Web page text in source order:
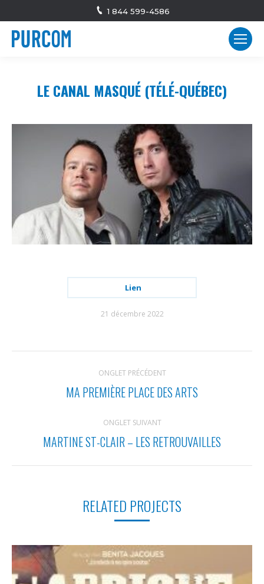
1 844 599-4586
LE CANAL MASQUÉ (TÉLÉ-QUÉBEC)
Lien
21 décembre 2022
COMMENTAIRE
ONGLET PRÉCÉDENT
Onglet
MA PREMIÈRE PLACE DES ARTS
ONGLET SUIVANT
Projets
MARTINE ST-CLAIR – LES RETROUVAILLES
RELATED PROJECTS